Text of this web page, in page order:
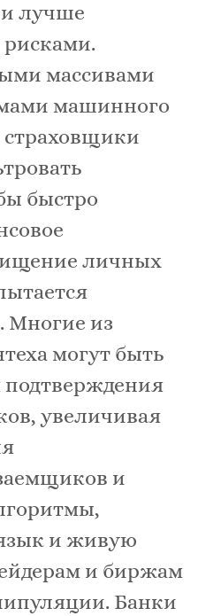
и лучше
массивами
машинного
быстро
личных
Многие из
могут быть
увеличивая
и
и живую
и биржам
Банки